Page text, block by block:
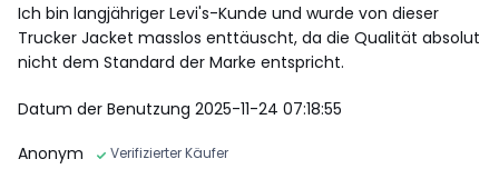
Ich bin langjähriger Levi's-Kunde und wurde von dieser
Trucker Jacket masslos enttäuscht, da die Qualität absolut
nicht dem Standard der Marke entspricht.
Datum der Benutzung 2025-11-24 07:18:55
Anonym
Verifizierter Käufer